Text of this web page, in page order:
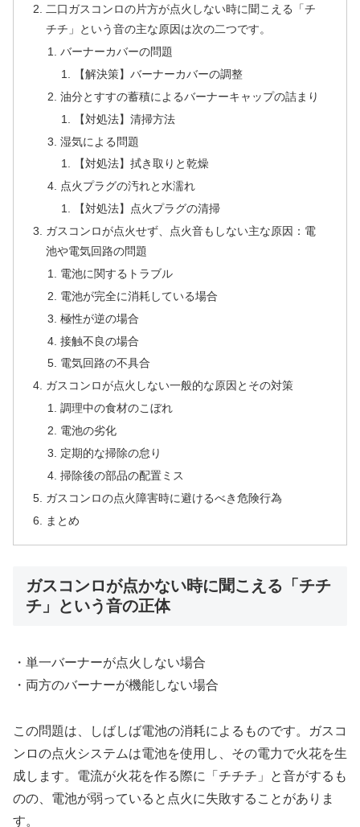
二口ガスコンロの片方が点火しない時に聞こえる「チ
チチ」という音の主な原因は次の二つです。
バーナーカバーの問題
【解決策】バーナーカバーの調整
油分とすすの蓄積によるバーナーキャップの詰まり
【対処法】清掃方法
湿気による問題
【対処法】拭き取りと乾燥
点火プラグの汚れと水濡れ
【対処法】点火プラグの清掃
ガスコンロが点火せず、点火音もしない主な原因：電
池や電気回路の問題
電池に関するトラブル
電池が完全に消耗している場合
極性が逆の場合
接触不良の場合
電気回路の不具合
ガスコンロが点火しない一般的な原因とその対策
調理中の食材のこぼれ
電池の劣化
定期的な掃除の怠り
掃除後の部品の配置ミス
ガスコンロの点火障害時に避けるべき危険行為
まとめ
ガスコンロが点かない時に聞こえる「チチ
チ」という音の正体
・単一バーナーが点火しない場合
・両方のバーナーが機能しない場合
この問題は、しばしば電池の消耗によるものです。ガスコ
ンロの点火システムは電池を使用し、その電力で火花を生
成します。電流が火花を作る際に「チチチ」と音がするも
のの、電池が弱っていると点火に失敗することがありま
す。